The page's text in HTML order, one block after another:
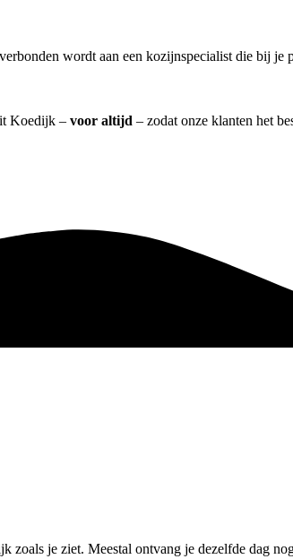
verbonden wordt aan een kozijnspecialist die bij je
Koedijk – voor altijd – zodat onze klanten het
je ziet. Meestal ontvang je dezelfde dag